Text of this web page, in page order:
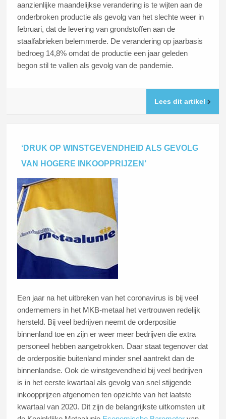
aanzienlijke maandelijkse verandering is te wijten aan de
onderbroken productie als gevolg van het slechte weer in
februari, dat de levering van grondstoffen aan de
staalfabrieken belemmerde. De verandering op jaarbasis
bedroeg 14,8% omdat de productie een jaar geleden
begon stil te vallen als gevolg van de pandemie.
Lees dit artikel
‘DRUK OP WINSTGEVENDHEID ALS GEVOLG
VAN HOGERE INKOOPPRIJZEN’
Een jaar na het uitbreken van het coronavirus is bij veel
ondernemers in het MKB-metaal het vertrouwen redelijk
hersteld. Bij veel bedrijven neemt de orderpositie
binnenland toe en zijn er weer meer bedrijven die extra
personeel hebben aangetrokken. Daar staat tegenover dat
de orderpositie buitenland minder snel aantrekt dan de
binnenlandse. Ook de winstgevendheid bij veel bedrijven
is in het eerste kwartaal als gevolg van snel stijgende
inkoopprijzen afgenomen ten opzichte van het laatste
kwartaal van 2020. Dit zijn de belangrijkste uitkomsten uit